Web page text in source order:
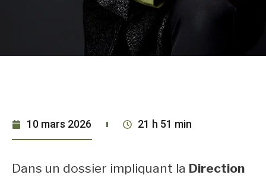
10 mars 2026 21 h 51 min
Dans un dossier impliquant la Direction